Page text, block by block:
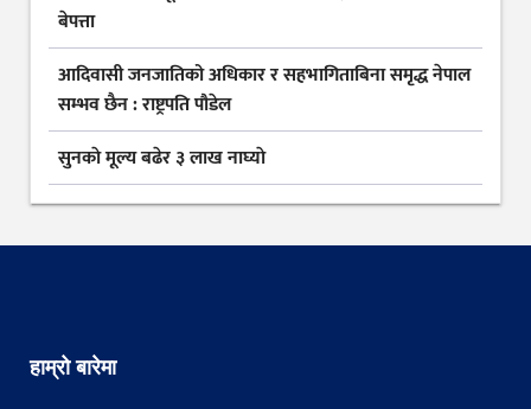
बेपत्ता
आदिवासी जनजातिको अधिकार र सहभागिताबिना समृद्ध नेपाल
सम्भव छैन : राष्ट्रपति पौडेल
सुनकाे मूल्य बढेर ३ लाख नाघ्याे
हाम्रो बारेमा